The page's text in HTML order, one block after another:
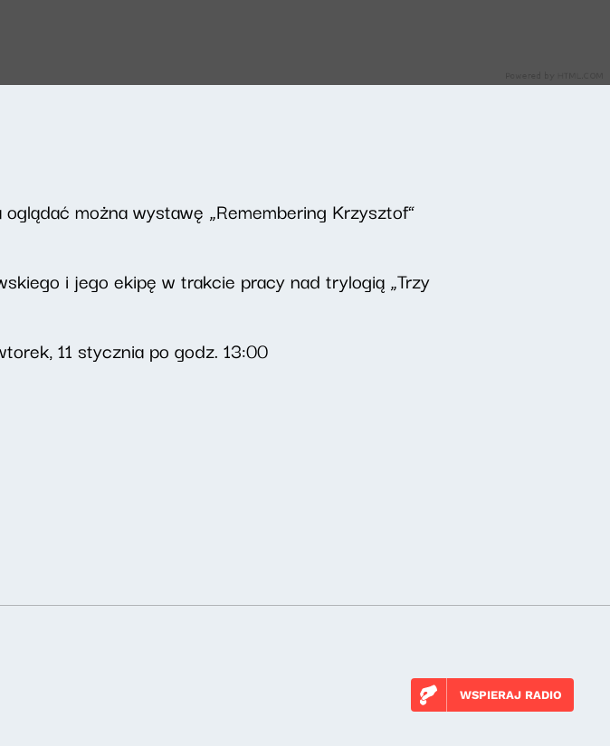
można wystawę „Remembering Krzysztof”
i jego ekipę w trakcie pracy nad trylogią „Trzy
11 stycznia po godz. 13:00
WSPIERAJ RADIO